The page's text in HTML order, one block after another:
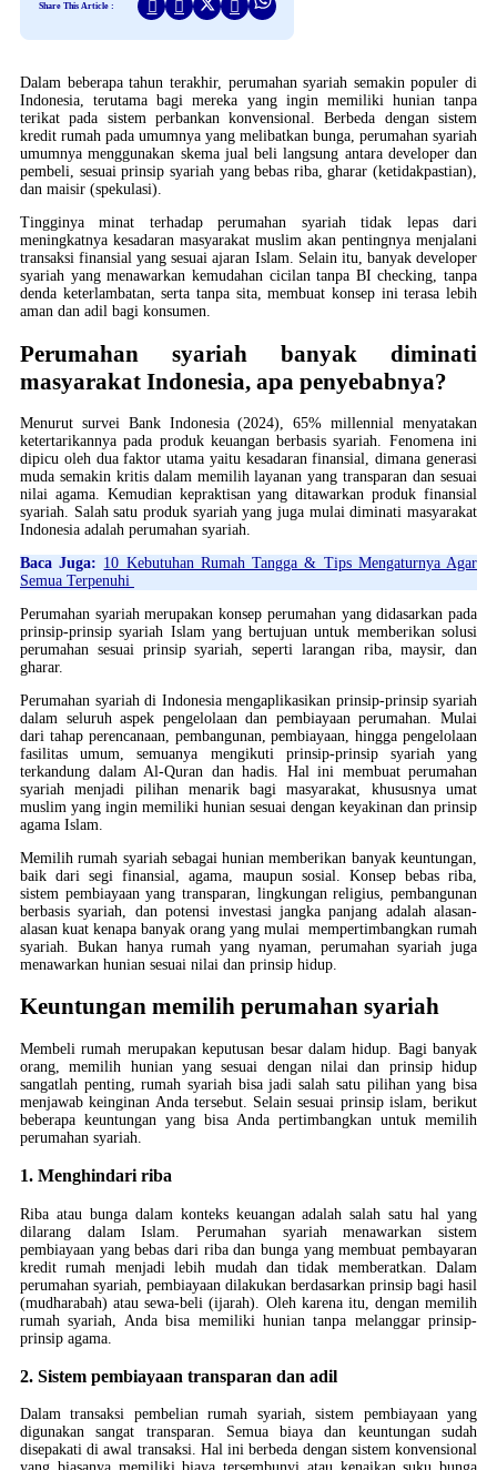
Share This Article :
Dalam beberapa tahun terakhir, perumahan syariah semakin populer di
Indonesia, terutama bagi mereka yang ingin memiliki hunian tanpa
terikat pada sistem perbankan konvensional. Berbeda dengan sistem
kredit rumah pada umumnya yang melibatkan bunga, perumahan syariah
umumnya menggunakan skema jual beli langsung antara developer dan
pembeli, sesuai prinsip syariah yang bebas riba, gharar (ketidakpastian),
dan maisir (spekulasi).
Tingginya minat terhadap perumahan syariah tidak lepas dari
meningkatnya kesadaran masyarakat muslim akan pentingnya menjalani
transaksi finansial yang sesuai ajaran Islam. Selain itu, banyak developer
syariah yang menawarkan kemudahan cicilan tanpa BI checking, tanpa
denda keterlambatan, serta tanpa sita, membuat konsep ini terasa lebih
aman dan adil bagi konsumen.
Perumahan syariah banyak diminati
masyarakat Indonesia, apa penyebabnya?
Menurut survei Bank Indonesia (2024), 65% millennial menyatakan
ketertarikannya pada produk keuangan berbasis syariah. Fenomena ini
dipicu oleh dua faktor utama yaitu kesadaran finansial, dimana generasi
muda semakin kritis dalam memilih layanan yang transparan dan sesuai
nilai agama. Kemudian kepraktisan yang ditawarkan produk finansial
syariah. Salah satu produk syariah yang juga mulai diminati masyarakat
Indonesia adalah perumahan syariah.
Baca Juga: 10 Kebutuhan Rumah Tangga & Tips Mengaturnya Agar
Semua Terpenuhi
Perumahan syariah merupakan konsep perumahan yang didasarkan pada
prinsip-prinsip syariah Islam yang bertujuan untuk memberikan solusi
perumahan sesuai prinsip syariah, seperti larangan riba, maysir, dan
gharar.
Perumahan syariah di Indonesia mengaplikasikan prinsip-prinsip syariah
dalam seluruh aspek pengelolaan dan pembiayaan perumahan. Mulai
dari tahap perencanaan, pembangunan, pembiayaan, hingga pengelolaan
fasilitas umum, semuanya mengikuti prinsip-prinsip syariah yang
terkandung dalam Al-Quran dan hadis. Hal ini membuat perumahan
syariah menjadi pilihan menarik bagi masyarakat, khususnya umat
muslim yang ingin memiliki hunian sesuai dengan keyakinan dan prinsip
agama Islam.
Memilih rumah syariah sebagai hunian memberikan banyak keuntungan,
baik dari segi finansial, agama, maupun sosial. Konsep bebas riba,
sistem pembiayaan yang transparan, lingkungan religius, pembangunan
berbasis syariah, dan potensi investasi jangka panjang adalah alasan-
alasan kuat kenapa banyak orang yang mulai mempertimbangkan rumah
syariah. Bukan hanya rumah yang nyaman, perumahan syariah juga
menawarkan hunian sesuai nilai dan prinsip hidup.
Keuntungan memilih perumahan syariah
Membeli rumah merupakan keputusan besar dalam hidup. Bagi banyak
orang, memilih hunian yang sesuai dengan nilai dan prinsip hidup
sangatlah penting, rumah syariah bisa jadi salah satu pilihan yang bisa
menjawab keinginan Anda tersebut. Selain sesuai prinsip islam, berikut
beberapa keuntungan yang bisa Anda pertimbangkan untuk memilih
perumahan syariah.
1. Menghindari riba
Riba atau bunga dalam konteks keuangan adalah salah satu hal yang
dilarang dalam Islam. Perumahan syariah menawarkan sistem
pembiayaan yang bebas dari riba dan bunga yang membuat pembayaran
kredit rumah menjadi lebih mudah dan tidak memberatkan. Dalam
perumahan syariah, pembiayaan dilakukan berdasarkan prinsip bagi hasil
(mudharabah) atau sewa-beli (ijarah). Oleh karena itu, dengan memilih
rumah syariah, Anda bisa memiliki hunian tanpa melanggar prinsip-
prinsip agama.
2. Sistem pembiayaan transparan dan adil
Dalam transaksi pembelian rumah syariah, sistem pembiayaan yang
digunakan sangat transparan. Semua biaya dan keuntungan sudah
disepakati di awal transaksi. Hal ini berbeda dengan sistem konvensional